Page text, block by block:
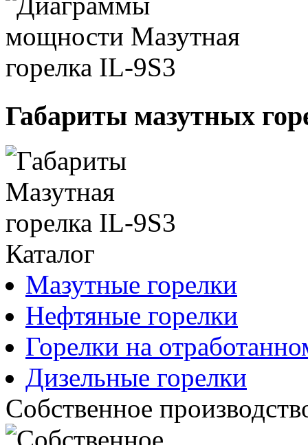
Габариты мазутных
Каталог
Мазутные горелки
Нефтяные горелки
Горелки на
Дизельные горелки
Собственное